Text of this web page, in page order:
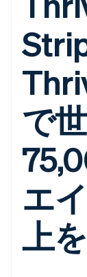
Managed
Payments
マーチャン
オブレコー
ソリューショ
Payment
コーディン
不要の決済ペ
ージ
Checkout
構築済み決
Elements
柔軟な UI コ
ポーネント
決済手段
125 以上の決
済手段を利用
可能
Terminal
対面支払い
で
エ
上